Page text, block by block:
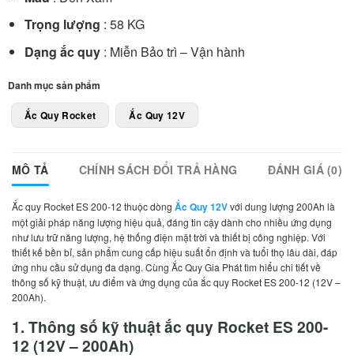
Trọng lượng : 58 KG
Dạng ắc quy: Miễn Bảo trì – Vận hành
Danh mục sản phẩm
Ắc Quy Rocket Ắc Quy 12V
MÔ TẢ CHÍNH SÁCH ĐỔI TRẢ HÀNG ĐÁNH GIÁ (0)
Ắc quy Rocket ES 200-12 thuộc dòng Ắc Quy 12Vvới dung lượng 200Ah là
một giải pháp năng lượng hiệu quả, đáng tin cậy dành cho nhiều ứng dụng
như lưu trữ năng lượng, hệ thống điện mặt trời và thiết bị công nghiệp. Với
thiết kế bền bỉ, sản phẩm cung cấp hiệu suất ổn định và tuổi thọ lâu dài, đáp
ứng nhu cầu sử dụng đa dạng. Cùng Ắc Quy Gia Phát tìm hiểu chi tiết về
thông số kỹ thuật, ưu điểm và ứng dụng của ắc quy Rocket ES 200-12 (12V –
200Ah).
1. Thông số kỹ thuật ắc quy Rocket ES 200-
12 (12V – 200Ah)